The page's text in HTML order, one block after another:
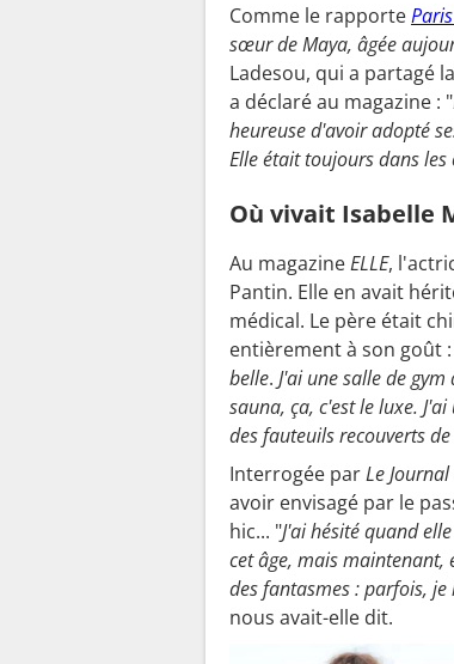
Comme le rapporte
sœur de Maya, âgée
Ladesou, qui a partagé
a déclaré au magazine : "
heureuse d'avoir adopté
Elle était toujours dans les
Où vivait Isabelle
Au magazineELLE,
Pantin. Elle en avait
médical. Le père était
entièrement à son goût
belle. J'ai une salle de
sauna, ça, c'est le luxe.
des fauteuils recouverts
Interrogée parLe
avoir envisagé par le
hic... "J'ai hésité quand
cet âge, mais maintenant,
des fantasmes : parfois,
nous avait-elle dit.